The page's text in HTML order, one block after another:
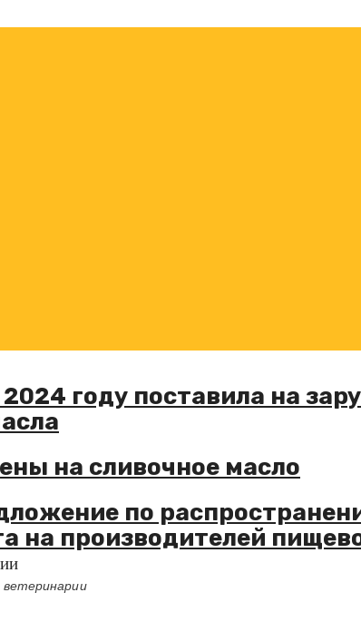
году поставила на
на сливочное масло
по
на производителей